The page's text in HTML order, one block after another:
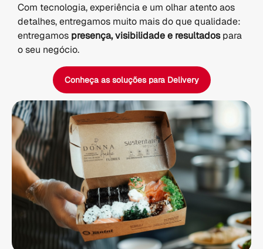
Com tecnologia, experiência e um olhar atento aos
detalhes, entregamos muito mais do que qualidade:
entregamos presença, visibilidade e resultadospara
o seu negócio.
Conheça as soluções para Delivery